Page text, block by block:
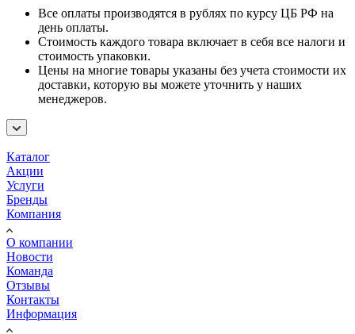
Все оплаты производятся в рублях по курсу ЦБ РФ на
день оплаты.
Стоимость каждого товара включает в себя все налоги и
стоимость упаковки.
Цены на многие товары указаны без учета стоимости их
доставки, которую вы можете уточнить у наших
менеджеров.
Каталог
Акции
Услуги
Бренды
Компания
О компании
Новости
Команда
Отзывы
Контакты
Информация